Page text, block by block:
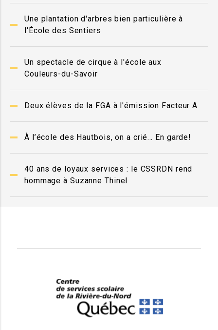
Une plantation d'arbres bien particulière à
l'École des Sentiers
Un spectacle de cirque à l'école aux
Couleurs-du-Savoir
Deux élèves de la FGA à l'émission Facteur A
À l’école des Hautbois, on a crié… En garde!
40 ans de loyaux services : le CSSRDN rend
hommage à Suzanne Thinel